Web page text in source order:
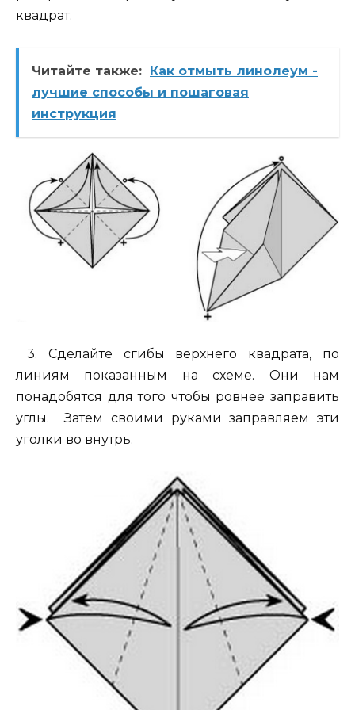
квадрат.
Читайте также: Как отмыть линолеум -
лучшие способы и пошаговая
инструкция
3. Сделайте сгибы верхнего квадрата, по
линиям показанным на схеме. Они нам
понадобятся для того чтобы ровнее заправить
углы. Затем своими руками заправляем эти
уголки во внутрь.